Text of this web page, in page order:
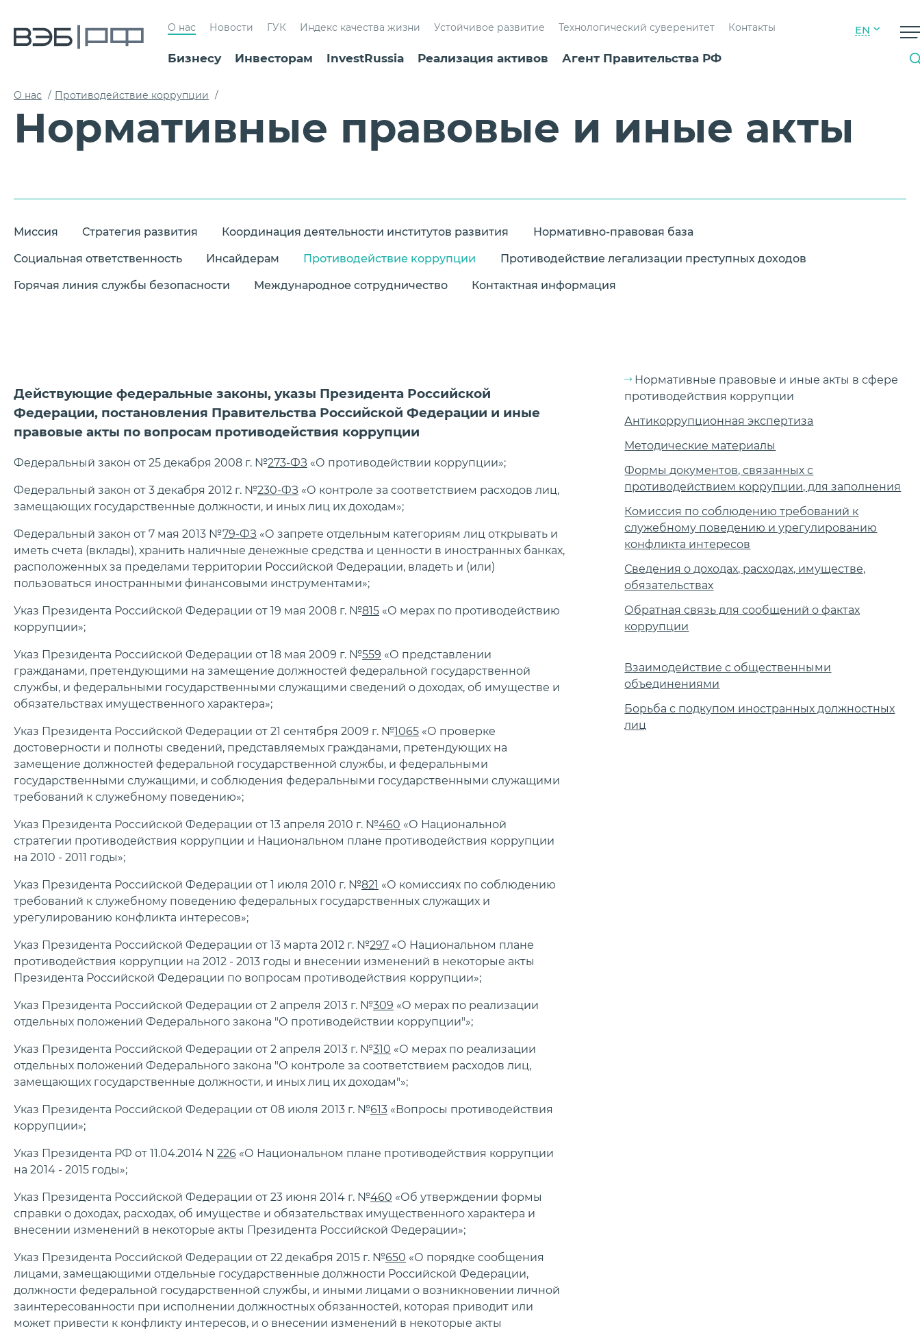
О нас Новости ГУК Индекс качества жизни Устойчивое развитие Технологический суверенитет Контакты
Бизнесу Инвесторам InvestRussia Реализация активов Агент Правительства РФ
EN
О нас / Противодействие коррупции /
Нормативные правовые и иные акты
Миссия Стратегия развития Координация деятельности институтов развития Нормативно-правовая база
Социальная ответственность Инсайдерам Противодействие коррупции Противодействие легализации преступных доходов
Горячая линия службы безопасности Международное сотрудничество Контактная информация
Действующие федеральные законы, указы Президента Российской
Федерации, постановления Правительства Российской Федерации и иные
правовые акты по вопросам противодействия коррупции
Федеральный закон от 25 декабря 2008 г. №273-ФЗ «О противодействии коррупции»;
Федеральный закон от 3 декабря 2012 г. №230-ФЗ «О контроле за соответствием расходов лиц,
замещающих государственные должности, и иных лиц их доходам»;
Федеральный закон от 7 мая 2013 №79-ФЗ «О запрете отдельным категориям лиц открывать и
иметь счета (вклады), хранить наличные денежные средства и ценности в иностранных банках,
расположенных за пределами территории Российской Федерации, владеть и (или)
пользоваться иностранными финансовыми инструментами»;
Указ Президента Российской Федерации от 19 мая 2008 г. №815 «О мерах по противодействию
коррупции»;
Указ Президента Российской Федерации от 18 мая 2009 г. №559 «О представлении
гражданами, претендующими на замещение должностей федеральной государственной
службы, и федеральными государственными служащими сведений о доходах, об имуществе и
обязательствах имущественного характера»;
Указ Президента Российской Федерации от 21 сентября 2009 г. №1065 «О проверке
достоверности и полноты сведений, представляемых гражданами, претендующих на
замещение должностей федеральной государственной службы, и федеральными
государственными служащими, и соблюдения федеральными государственными служащими
требований к служебному поведению»;
Указ Президента Российской Федерации от 13 апреля 2010 г. №460 «О Национальной
стратегии противодействия коррупции и Национальном плане противодействия коррупции
на 2010 - 2011 годы»;
Указ Президента Российской Федерации от 1 июля 2010 г. №821 «О комиссиях по соблюдению
требований к служебному поведению федеральных государственных служащих и
урегулированию конфликта интересов»;
Указ Президента Российской Федерации от 13 марта 2012 г. №297 «О Национальном плане
противодействия коррупции на 2012 - 2013 годы и внесении изменений в некоторые акты
Президента Российской Федерации по вопросам противодействия коррупции»;
Указ Президента Российской Федерации от 2 апреля 2013 г. №309 «О мерах по реализации
отдельных положений Федерального закона "О противодействии коррупции"»;
Указ Президента Российской Федерации от 2 апреля 2013 г. №310 «О мерах по реализации
отдельных положений Федерального закона "О контроле за соответствием расходов лиц,
замещающих государственные должности, и иных лиц их доходам"»;
Указ Президента Российской Федерации от 08 июля 2013 г. №613 «Вопросы противодействия
коррупции»;
Указ Президента РФ от 11.04.2014 N 226 «О Национальном плане противодействия коррупции
на 2014 - 2015 годы»;
Указ Президента Российской Федерации от 23 июня 2014 г. №460 «Об утверждении формы
справки о доходах, расходах, об имуществе и обязательствах имущественного характера и
внесении изменений в некоторые акты Президента Российской Федерации»;
Указ Президента Российской Федерации от 22 декабря 2015 г. №650 «О порядке сообщения
лицами, замещающими отдельные государственные должности Российской Федерации,
должности федеральной государственной службы, и иными лицами о возникновении личной
заинтересованности при исполнении должностных обязанностей, которая приводит или
может привести к конфликту интересов, и о внесении изменений в некоторые акты
Нормативные правовые и иные акты в сфере
противодействия коррупции
Антикоррупционная экспертиза
Методические материалы
Формы документов, связанных с
противодействием коррупции, для заполнения
Комиссия по соблюдению требований к
служебному поведению и урегулированию
конфликта интересов
Сведения о доходах, расходах, имуществе,
обязательствах
Обратная связь для сообщений о фактах
коррупции
Взаимодействие с общественными
объединениями
Борьба с подкупом иностранных должностных
лиц